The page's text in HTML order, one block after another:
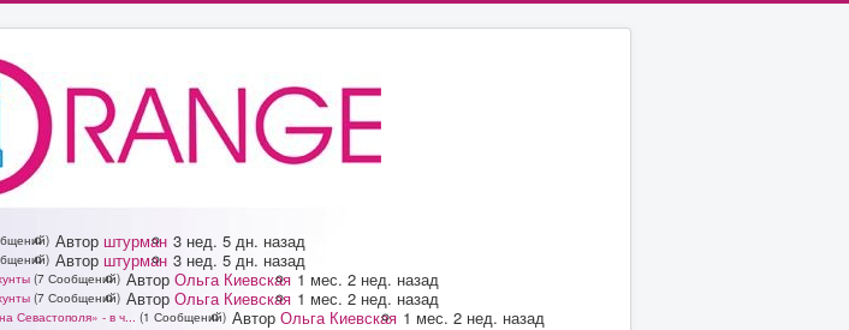
Автор штурман 3 нед. 5 дн. назад
Автор штурман 3 нед. 5 дн. назад
(7 Сообщений) Автор Ольга Киевская 1 мес. 2 нед. назад
(7 Сообщений) Автор Ольга Киевская 1 мес. 2 нед. назад
Севастополя» - в ч... (1 Сообщений) Автор Ольга Киевская 1 мес. 2 нед. назад